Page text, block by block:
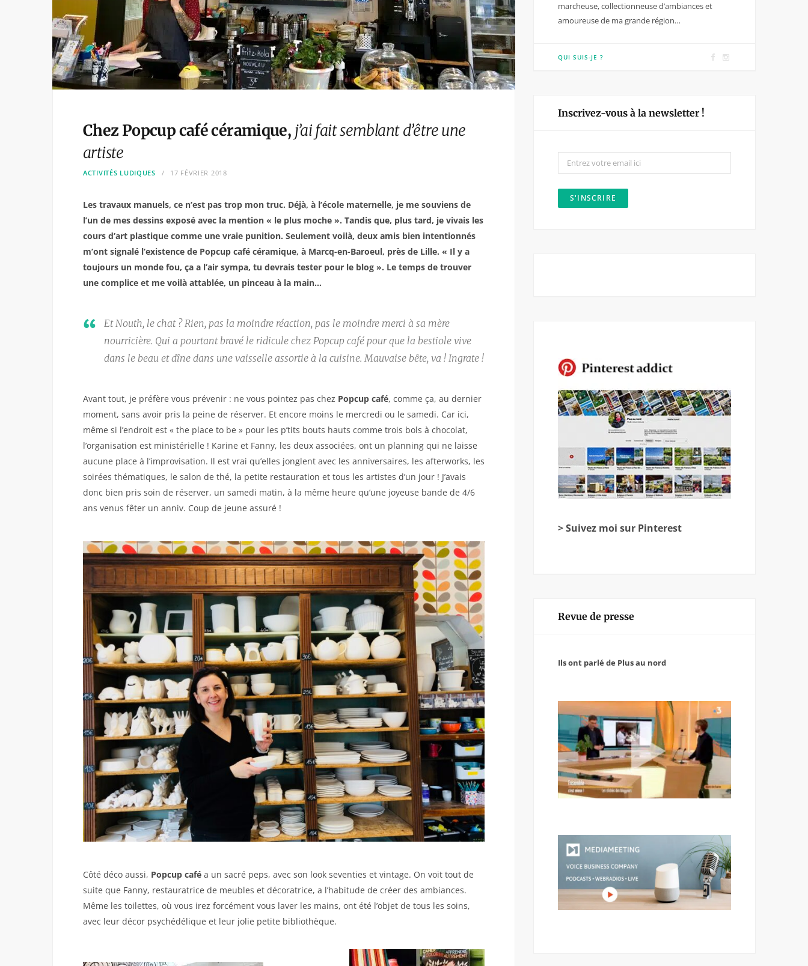
Chez Popcup café céramique, j’ai fait semblant d’être une
artiste
ACTIVITÉS LUDIQUES 17 FÉVRIER 2018
Les travaux manuels, ce n’est pas trop mon truc. Déjà, à l’école maternelle, je me souviens de
l’un de mes dessins exposé avec la mention « le plus moche ». Tandis que, plus tard, je vivais les
cours d’art plastique comme une vraie punition. Seulement voilà, deux amis bien intentionnés
m’ont signalé l’existence de Popcup café céramique, à Marcq-en-Baroeul, près de Lille. « Il y a
toujours un monde fou, ça a l’air sympa, tu devrais tester pour le blog ». Le temps de trouver
une complice et me voilà attablée, un pinceau à la main…
Et Nouth, le chat ? Rien, pas la moindre réaction, pas le moindre merci à sa mère
nourricière. Qui a pourtant bravé le ridicule chez Popcup café pour que la bestiole vive
dans le beau et dîne dans une vaisselle assortie à la cuisine. Mauvaise bête, va ! Ingrate !
Avant tout, je préfère vous prévenir : ne vous pointez pas chez Popcup café, comme ça, au dernier
moment, sans avoir pris la peine de réserver. Et encore moins le mercredi ou le samedi. Car ici,
même si l’endroit est « the place to be » pour les p’tits bouts hauts comme trois bols à chocolat,
l’organisation est ministérielle ! Karine et Fanny, les deux associées, ont un planning qui ne laisse
aucune place à l’improvisation. Il est vrai qu’elles jonglent avec les anniversaires, les afterworks, les
soirées thématiques, le salon de thé, la petite restauration et tous les artistes d’un jour ! J’avais
donc bien pris soin de réserver, un samedi matin, à la même heure qu’une joyeuse bande de 4/6
ans venus fêter un anniv. Coup de jeune assuré !
Côté déco aussi, Popcup café a un sacré peps, avec son look seventies et vintage. On voit tout de
suite que Fanny, restauratrice de meubles et décoratrice, a l’habitude de créer des ambiances.
Même les toilettes, où vous irez forcément vous laver les mains, ont été l’objet de tous les soins,
avec leur décor psychédélique et leur jolie petite bibliothèque.
marcheuse, collectionneuse d’ambiances et
amoureuse de ma grande région…
QUI SUIS-JE ?
o
I
r
Inscrivez-vous à la newsletter !
> Suivez moi sur Pinterest
Revue de presse
Ils ont parlé de Plus au nord